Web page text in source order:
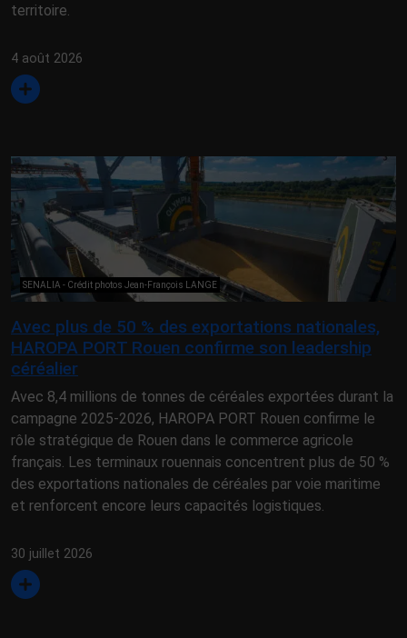
territoire.
4 août 2026
SENALIA - Crédit photos Jean-François LANGE
Avec plus de 50 % des exportations nationales,
HAROPA PORT Rouen confirme son leadership
céréalier
Avec 8,4 millions de tonnes de céréales exportées durant la
campagne 2025-2026, HAROPA PORT Rouen confirme le
rôle stratégique de Rouen dans le commerce agricole
français. Les terminaux rouennais concentrent plus de 50 %
des exportations nationales de céréales par voie maritime
et renforcent encore leurs capacités logistiques.
30 juillet 2026